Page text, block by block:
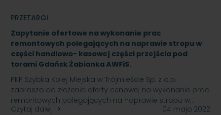
PRZETARGI
Zapytanie ofertowe na wykonanie prac
remontowych polegających na naprawie stropu w
części handlowo- kasowej części przejścia pod
torami Gdańsk Żabianka AWFiS.
PKP Szybka Kolej Miejska w Trójmieście Sp. z o.o.
zaprasza do złożenia oferty cenowej na wykonanie prac
remontowych polegających na naprawie stropu w…
Czytaj dalej
04 maja 2022